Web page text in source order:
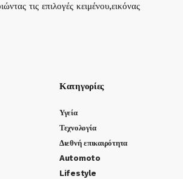
τις επιλογές κειμένου,εικόνας
Κατηγορίες
Υγεία
Τεχνολογία
Διεθνή επικαιρότητα
Automoto
Lifestyle